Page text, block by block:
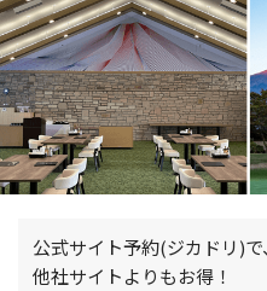
公式サイト予約(ジカドリ)
他社サイトよりもお得！